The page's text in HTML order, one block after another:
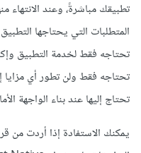
تطبيقك مباشرةً، وعند
المتطلبات التي يحتاجها
تحتاجه فقط لخدمة التطبيق
تحتاجه فقط ولن تطور أي مزايا
تحتاج إليها عند بناء الواجهة
يمكنك الاستفادة إذا أردت من